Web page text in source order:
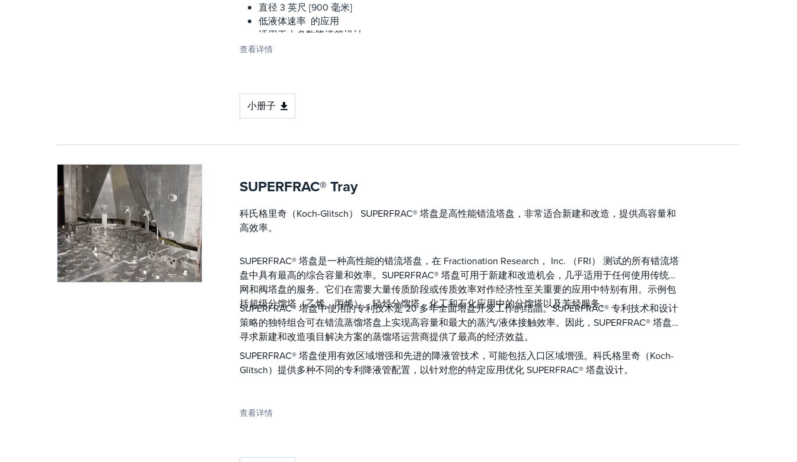
直径 3 英尺 [900 毫米]
低液体速率 的应用
适用于大多数降液管设计
查看详情
小册子
SUPERFRAC® Tray
科氏格里奇（Koch-Glitsch） SUPERFRAC® 塔盘是高性能错流塔盘，非常适合新建和改造，提供高容量和
高效率。
SUPERFRAC® 塔盘是一种高性能的错流塔盘，在 Fractionation Research， Inc. （FRI） 测试的所有错流塔
盘中具有最高的综合容量和效率。SUPERFRAC® 塔盘可用于新建和改造机会，几乎适用于任何使用传统筛
网和阀塔盘的服务。它们在需要大量传质阶段或传质效率对作经济性至关重要的应用中特别有用。示例包
括超级分馏塔（乙烯、丙烯）、轻烃分馏塔、化工和石化应用中的分馏塔以及芳烃服务。
SUPERFRAC® 塔盘中使用的专利技术是 20 多年全面塔盘开发工作的结晶。SUPERFRAC® 专利技术和设计
策略的独特组合可在错流蒸馏塔盘上实现高容量和最大的蒸汽/液体接触效率。因此，SUPERFRAC® 塔盘为
寻求新建和改造项目解决方案的蒸馏塔运营商提供了最高的经济效益。
SUPERFRAC® 塔盘使用有效区域增强和先进的降液管技术，可能包括入口区域增强。科氏格里奇（Koch-
Glitsch）提供多种不同的专利降液管配置，以针对您的特定应用优化 SUPERFRAC® 塔盘设计。
查看详情